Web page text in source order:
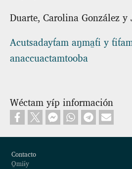
Duarte, Carolina González y
Acutsadayt́am aŋma̱t́i y
anaccuactamtooba
Wéctam yɨ́p información
Contacto
O̱miɨ́y